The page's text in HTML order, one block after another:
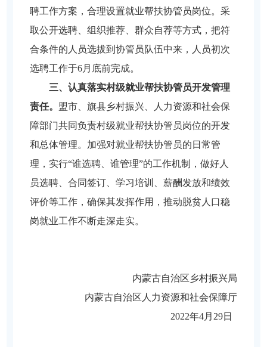
聘工作方案，合理设置就业帮扶协管员岗位。采
取公开选聘、组织推荐、群众自荐等方式，把符
合条件的人员选拔到协管员队伍中来，人员初次
选聘工作于6月底前完成。
三、认真落实村级就业帮扶协管员开发管理
责任。 盟市、旗县乡村振兴、人力资源和社会保
障部门共同负责村级就业帮扶协管员岗位的开发
和总体管理。加强对就业帮扶协管员的日常管
理，实行“谁选聘、谁管理”的工作机制，做好人
员选聘、合同签订、学习培训、薪酬发放和绩效
评价等工作，确保其发挥作用，推动脱贫人口稳
岗就业工作不断走深走实。
内蒙古自治区乡村振兴局
内蒙古自治区人力资源和社会保障厅
2022年4月29日